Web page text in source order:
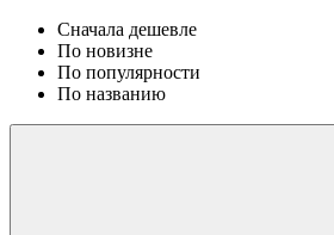
Сначала дешевле
По новизне
По популярности
По названию